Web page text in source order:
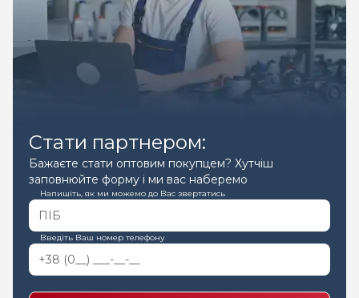
Стати партнером:
Бажаєте стати оптовим покупцем? Хутчіш
заповнюйте форму і ми вас наберемо
Напишіть, як ми можемо до Вас звертатись
Введіть Ваш номер телефону